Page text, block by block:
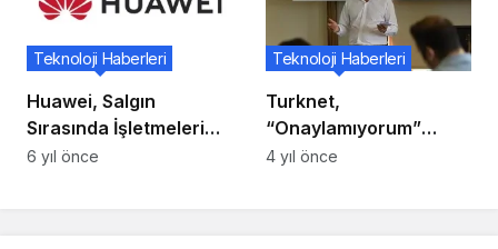
Huawei, Salgın
Sırasında İşletmeleri
Desteklemek İçin Yeni
Teknoloji Haberleri
6 yıl önce
Turknet,
“Onaylamıyorum”
Filmiyle Tüm İnternet
Teknoloji Haberleri
4 yıl önce